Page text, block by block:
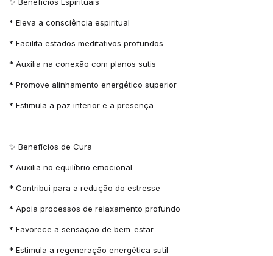
✨ Benefícios Espirituais
* Eleva a consciência espiritual
* Facilita estados meditativos profundos
* Auxilia na conexão com planos sutis
* Promove alinhamento energético superior
* Estimula a paz interior e a presença
✨ Benefícios de Cura
* Auxilia no equilíbrio emocional
* Contribui para a redução do estresse
* Apoia processos de relaxamento profundo
* Favorece a sensação de bem-estar
* Estimula a regeneração energética sutil